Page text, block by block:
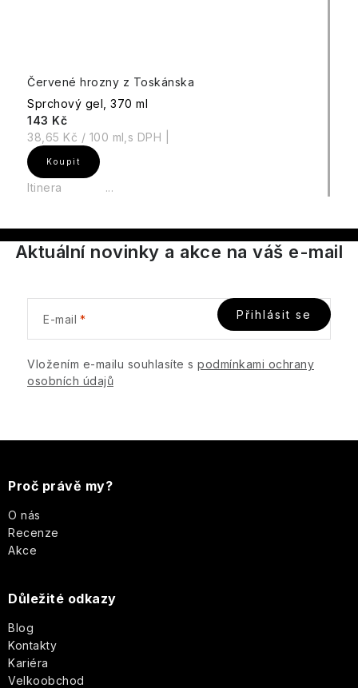
Červené hrozny z Toskánska
Sprchový gel, 370 ml
143 Kč
Měrná
cena:
38,65 Kč / 100 ml
Itinera ...
Aktuální novinky a akce na váš e-mail
E-mail
Vložením e-mailu souhlasíte s podmínkami ochrany
osobních údajů
Přihlásit se
á
p
a
t
Proč právě my?
O nás
Recenze
Akce
Důležité odkazy
Blog
Kontakty
Kariéra
Velkoobchod